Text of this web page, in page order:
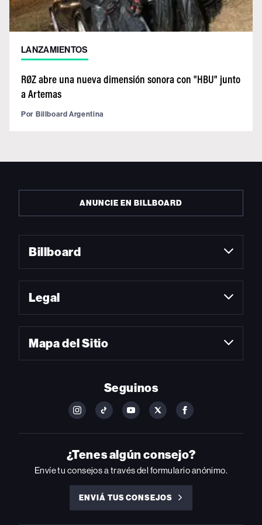
LANZAMIENTOS
RØZ abre una nueva dimensión sonora con "HBU" junto
a Artemas
Por Billboard Argentina
ANUNCIE EN BILLBOARD
Billboard
Legal
Mapa del Sitio
Seguinos
FOLLOW
ON
INSTAGRAM
FOLLOW
ON
YOUTUBE
FOLLOW
ON
YOUTUBE
FOLLOW
ON
FOLLOW
ON
FACEBOOK
¿Tenes algún consejo?
Envíe tu consejos a través del formulario anónimo.
ENVIÁ TUS CONSEJOS
ENVIÁ